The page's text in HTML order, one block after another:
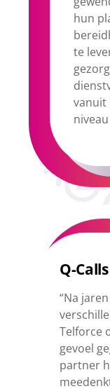
hun
te
vanuit
Q-Calls
“Na
Telforce
gevoel
partner